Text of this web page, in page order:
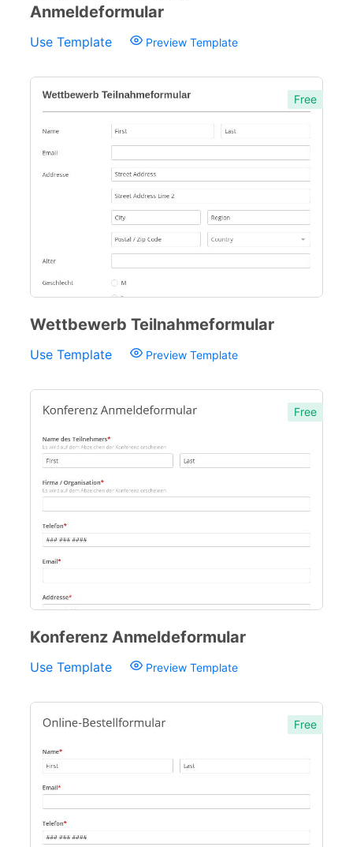
Anmeldeformular
Use Template Preview Template
Free
Wettbewerb Teilnahmeformular
Use Template Preview Template
Free
Konferenz Anmeldeformular
Use Template Preview Template
Free